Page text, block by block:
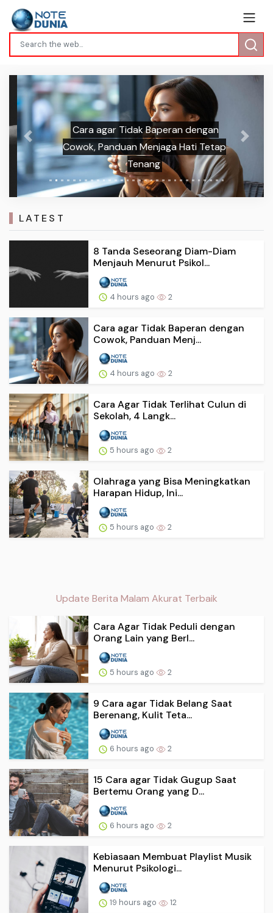
Cara agar Tidak Baperan dengan
Cowok, Panduan Menjaga Hati Tetap
Tenang
Previous Next
LATEST
8 Tanda Seseorang Diam-Diam
Menjauh Menurut Psikol...
4 hours ago 2
Cara agar Tidak Baperan dengan
Cowok, Panduan Menj...
4 hours ago 2
Cara Agar Tidak Terlihat Culun di
Sekolah, 4 Langk...
5 hours ago 2
Olahraga yang Bisa Meningkatkan
Harapan Hidup, Ini...
5 hours ago 2
Update Berita Malam Akurat Terbaik
Cara Agar Tidak Peduli dengan
Orang Lain yang Berl...
5 hours ago 2
9 Cara agar Tidak Belang Saat
Berenang, Kulit Teta...
6 hours ago 2
15 Cara agar Tidak Gugup Saat
Bertemu Orang yang D...
6 hours ago 2
Kebiasaan Membuat Playlist Musik
Menurut Psikologi...
19 hours ago 12